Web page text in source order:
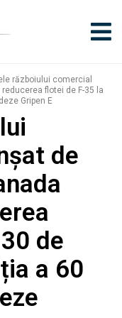
războiului comercial
flotei de F-35 la
Gripen E
de
de
a 60